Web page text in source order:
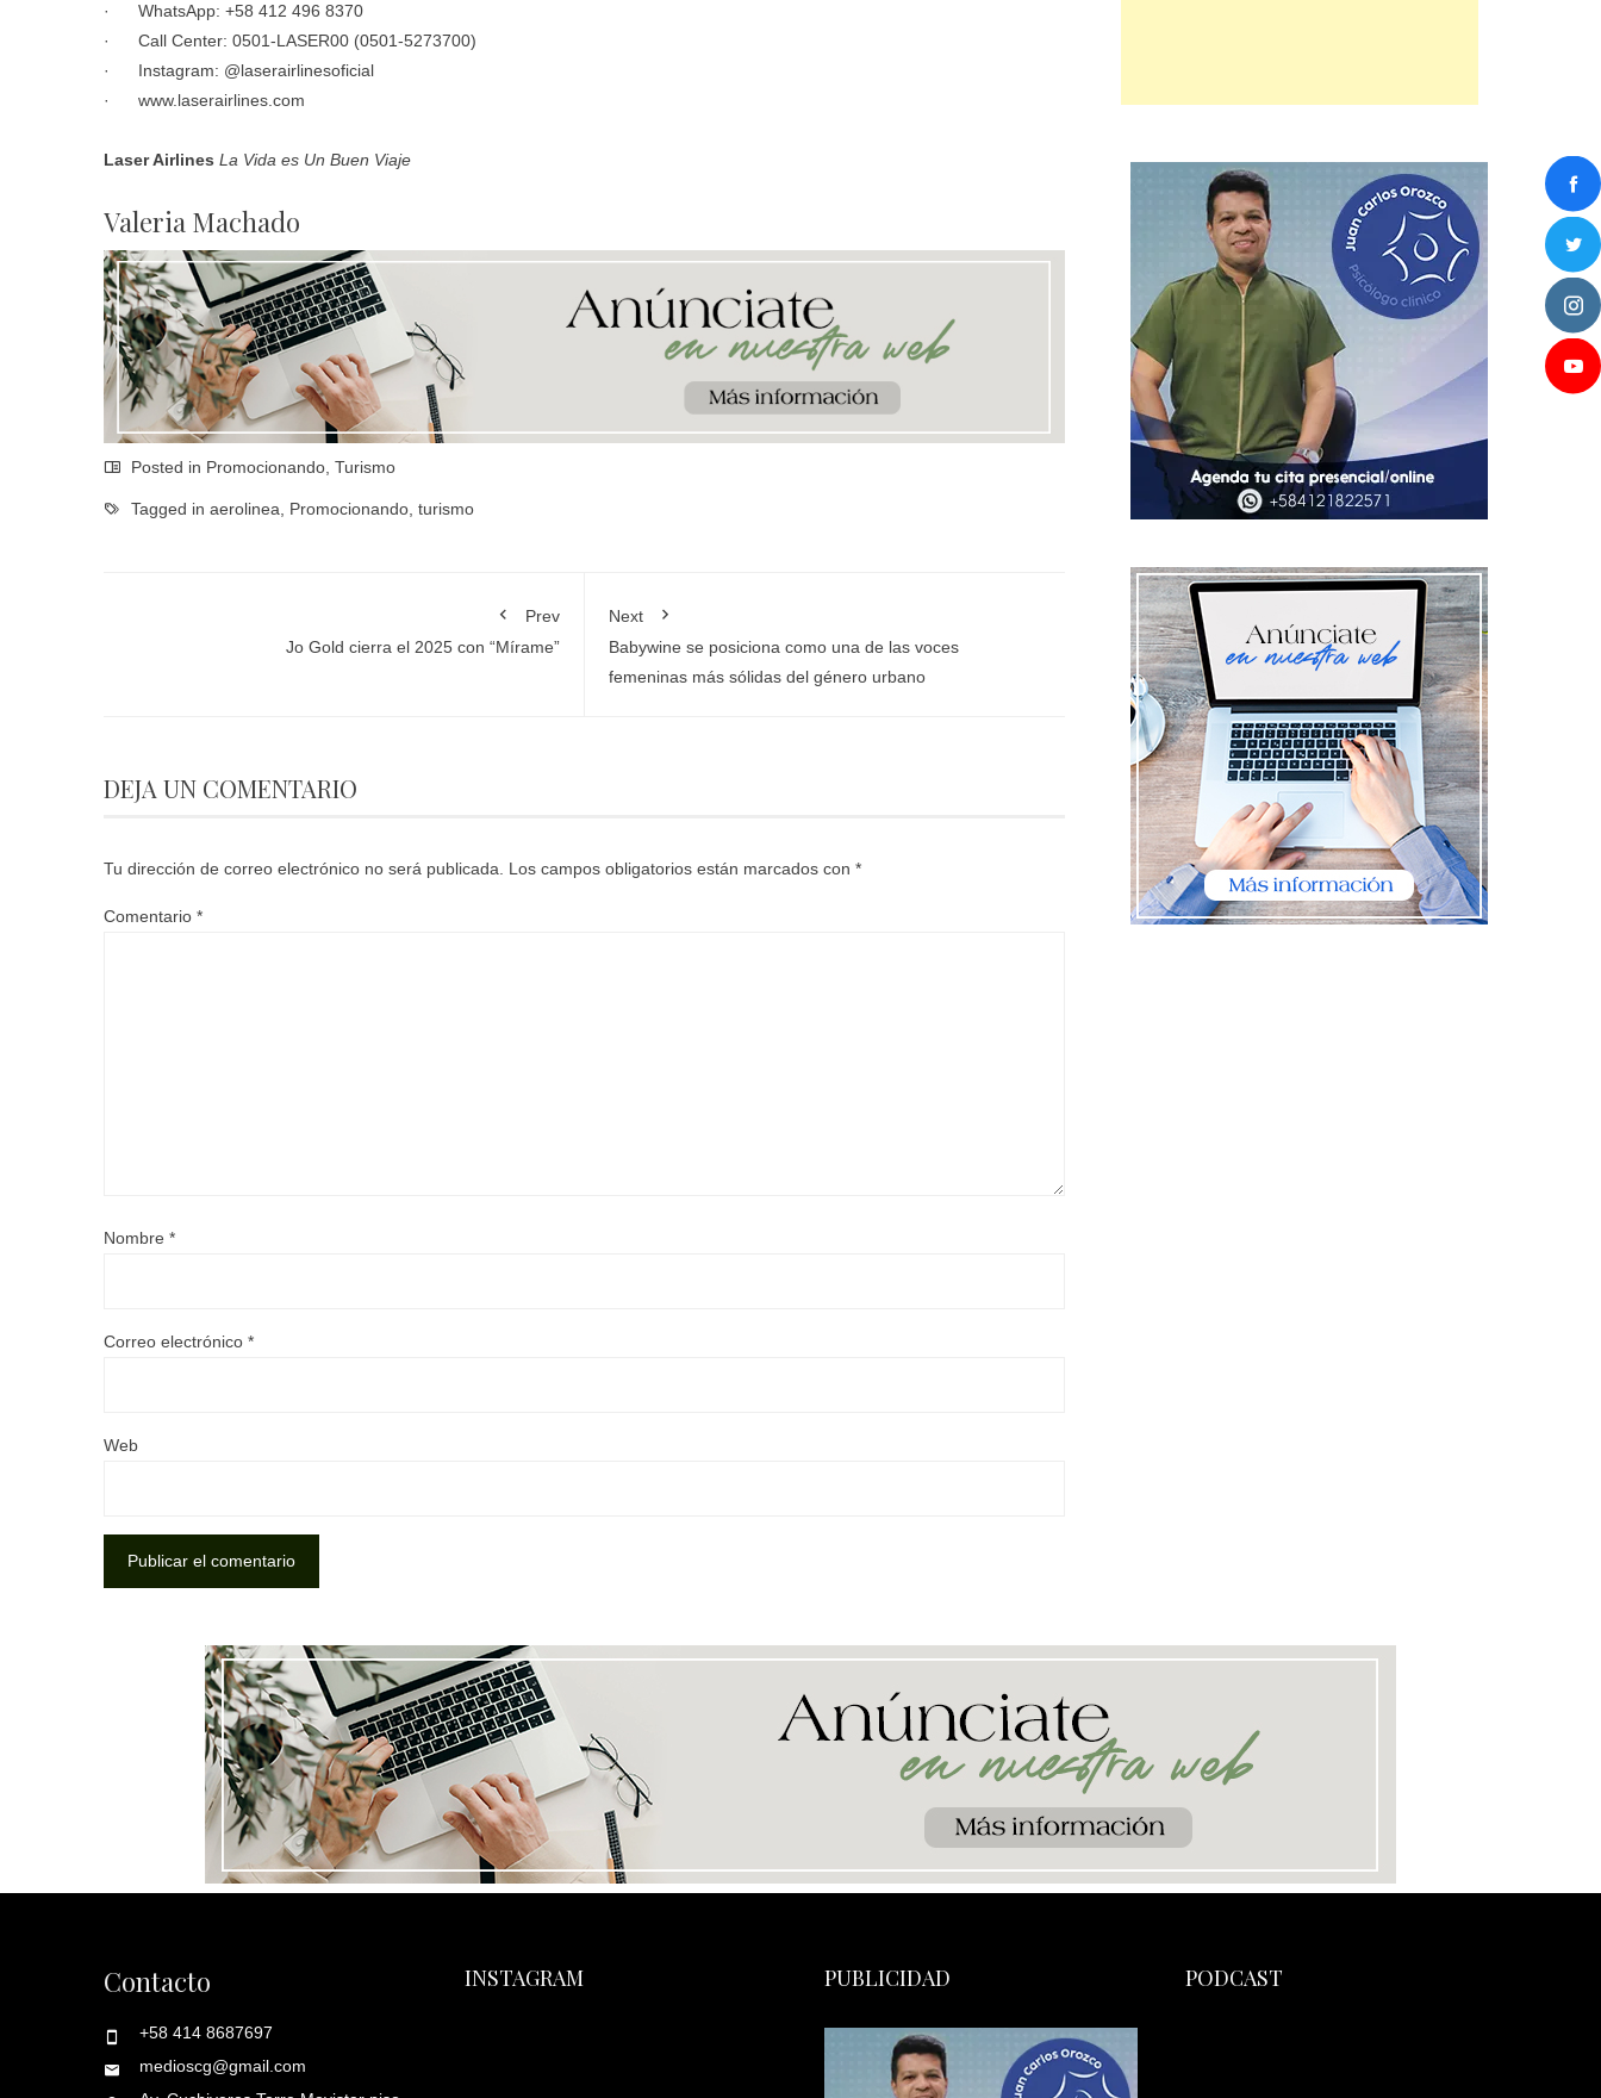
· WhatsApp: +58 412 496 8370
· Call Center: 0501-LASER00 (0501-5273700)
· Instagram: @laserairlinesoficial
· www.laserairlines.com
Laser Airlines La Vida es Un Buen Viaje
Valeria Machado
Posted in Promocionando Turismo
Tagged in aerolinea Promocionando turismo
Prev
Jo Gold cierra el 2025 con “Mírame”
Next
Babywine se posiciona como una de las voces
femeninas más sólidas del género urbano
DEJA UN COMENTARIO
Tu dirección de correo electrónico no será publicada. Los campos obligatorios están marcados con *
Comentario *
Nombre *
Correo electrónico *
Web
Contacto
+58 414 8687697
medioscg@gmail.com
INSTAGRAM PUBLICIDAD PODCAST